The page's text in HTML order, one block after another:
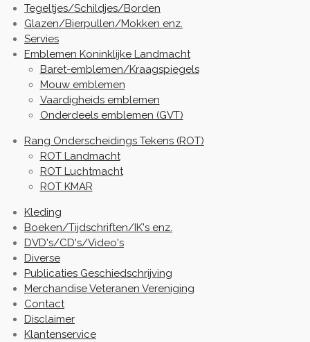
Tegeltjes/Schildjes/Borden
Glazen/Bierpullen/Mokken enz.
Servies
Emblemen Koninklijke Landmacht
Baret-emblemen/Kraagspiegels
Mouw emblemen
Vaardigheids emblemen
Onderdeels emblemen (GVT)
Rang Onderscheidings Tekens (ROT)
ROT Landmacht
ROT Luchtmacht
ROT KMAR
Kleding
Boeken/Tijdschriften/IK's enz.
DVD's/CD's/Video's
Diverse
Publicaties Geschiedschrijving
Merchandise Veteranen Vereniging
Contact
Disclaimer
Klantenservice